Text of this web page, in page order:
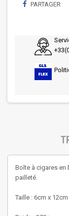
PARTAGER
Boîte à cigares
pailleté.
Taille : 6cm x